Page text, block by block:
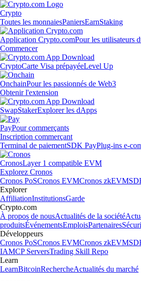
Crypto
Toutes les monnaiesPaniersEarnStaking
Application Crypto.comPour les utilisateurs
Commencer
CryptoCarte Visa prépayéeLevel Up
OnchainPour les passionnés de Web3
Obtenir l'extension
SwapStakerExplorer les dApps
PayPour commerçants
Inscription commerçant
Terminal de paiementSDK PayPlug-ins e-
CronosLayer 1 compatible EVM
Explorez Cronos
Cronos PoSCronos EVMCronos zkEVM
Explorer
AffiliationInstitutionsGarde
Crypto.com
À propos de nousActualités de la société
produitsÉvénementsEmploisPartenaires
Développeurs
Cronos PoSCronos EVMCronos zkEVM
IAMCP ServersTrading Skill Repo
Learn
LearnBitcoinRechercheActualités du marché